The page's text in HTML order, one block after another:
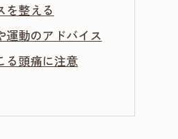
を整える
運動のアドバイス
る頭痛に注意